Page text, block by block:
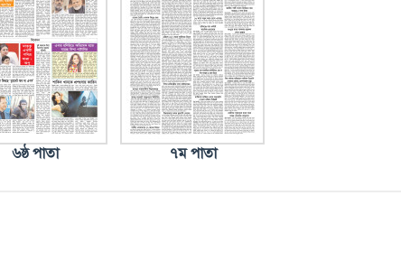
৬ষ্ঠ পাতা ৭ম পাতা